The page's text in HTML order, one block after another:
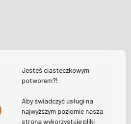
Jesteś ciasteczkowym
potworem?!
Aby świadczyć usługi na
najwyższym poziomie nasza
strona wykorzystuje pliki